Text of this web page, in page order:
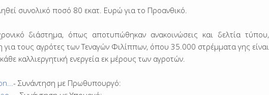
συνολικό ποσό 80 εκατ. Ευρώ για το Προανθικό.
διάστημα, όπως αποτυπώθηκαν ανακοινώσεις και δελτία τύπου,
τους αγρότες των Τεναγών Φιλίππων, όπου 35.000 στρέμματα γης είναι
καλλιεργητική ενεργεία εκ μέρους των αγροτών.
- Συνάντηση με Πρωθυπουργό: